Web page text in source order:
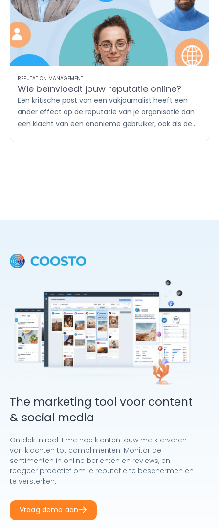
afzonderlijk wat iedere campagne of ieder
contentthema oplevert.
REPUTATION MANAGEMENT
Wie beïnvloedt jouw reputatie online?
Een kritische post van een vakjournalist heeft een
ander effect op de reputatie van je organisatie dan
een klacht van een anonieme gebruiker, ook als de
The marketing tool voor content
& social media
Ontdek in real-time hoe klanten jouw merk ervaren —
van klachten tot complimenten. Monitor de
sentimenten in online berichten en reviews, en
reageer proactief om je reputatie te beschermen en
te versterken.
Vraag demo aan